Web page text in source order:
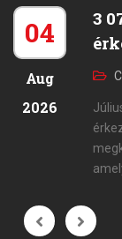
04
Aug
2026
3